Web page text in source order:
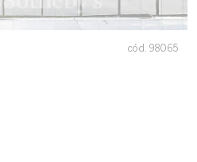
cód. 98065